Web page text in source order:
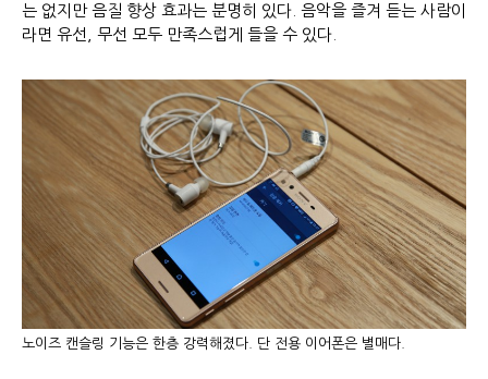
는 없지만 음질 향상 효과는 분명히 있다. 음악을 즐겨 듣는 사람이
라면 유선, 무선 모두 만족스럽게 들을 수 있다.
노이즈 캔슬링 기능은 한층 강력해졌다. 단 전용 이어폰은 별매다.